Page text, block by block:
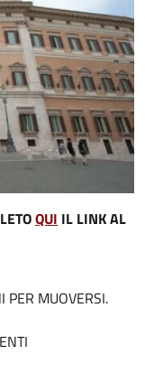
QUI IL LINK AL
PER MUOVERSI.